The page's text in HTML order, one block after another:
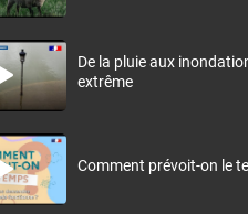
De la pluie aux
extrême
Comment prévoit-on le